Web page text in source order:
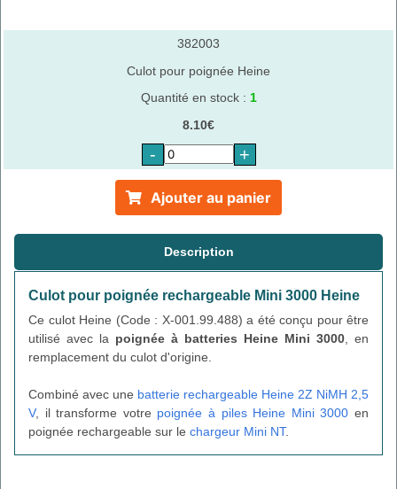
382003
Culot pour poignée Heine
Quantité en stock : 1
8.10€
- +
Ajouter au panier
Description
Culot pour poignée rechargeable Mini 3000 Heine
Ce culot Heine (Code : X-001.99.488) a été conçu pour être
utilisé avec la poignée à batteries Heine Mini 3000, en
remplacement du culot d'origine.
Combiné avec une batterie rechargeable Heine 2Z NiMH 2,5
V, il transforme votre poignée à piles Heine Mini 3000 en
poignée rechargeable sur le chargeur Mini NT.